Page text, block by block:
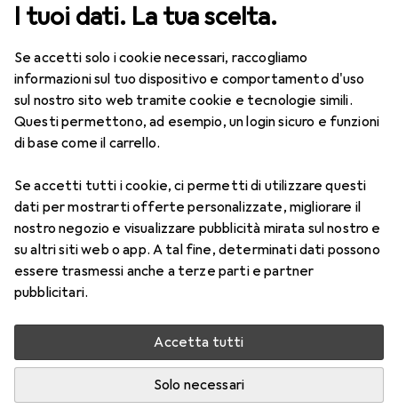
I tuoi dati. La tua scelta.
Se accetti solo i cookie necessari, raccogliamo
informazioni sul tuo dispositivo e comportamento d'uso
sul nostro sito web tramite cookie e tecnologie simili.
Questi permettono, ad esempio, un login sicuro e funzioni
di base come il carrello.
Se accetti tutti i cookie, ci permetti di utilizzare questi
dati per mostrarti offerte personalizzate, migliorare il
nostro negozio e visualizzare pubblicità mirata sul nostro e
su altri siti web o app. A tal fine, determinati dati possono
essere trasmessi anche a terze parti e partner
pubblicitari.
Accetta tutti
Solo necessari
Lenti a contatto Air Optix HydraGlyde per l'astigmatismo 6
1 Immagine
Air Optix HydraGlyde per
-7.5, Obiettivo mensile, 6 pz., Torico
Prezzo in EUR IVA incl.
EUR
59,22 EUR
9,87/1pz.
Consegna tra lun, 17/8 e mer, 19/8
Più di 10 pezzi in stock presso il fornitore